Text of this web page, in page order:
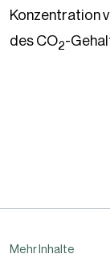
Konzentration
des CO2-
Mehr Inhalte